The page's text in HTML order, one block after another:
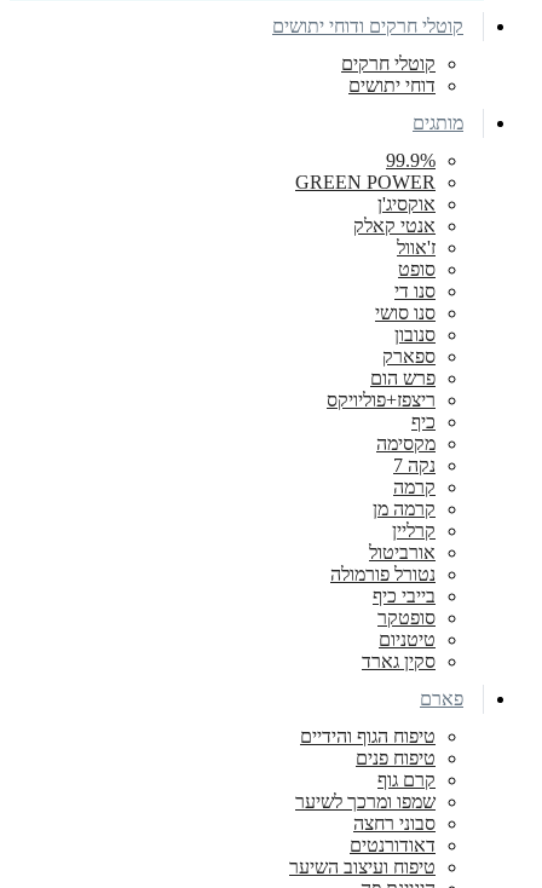
קוטלי חרקים ודוחי יתושים
קוטלי חרקים
דוחי יתושים
מותגים
99.9%
GREEN POWER
אוקסיג'ן
אנטי קאלק
ז'אוול
סופט
סנו די
סנו סושי
סנובון
ספארק
פרש הום
ריצפז+פוליויקס
כיף
מקסימה
נקה 7
קרמה
קרמה מן
קרליין
אורביטול
נטורל פורמולה
בייבי כיף
סופטקר
טיטניום
סקין גארד
פארם
טיפוח הגוף והידיים
טיפוח פנים
קרם גוף
שמפו ומרכך לשיער
סבוני רחצה
דאודורנטים
טיפוח ועיצוב השיער